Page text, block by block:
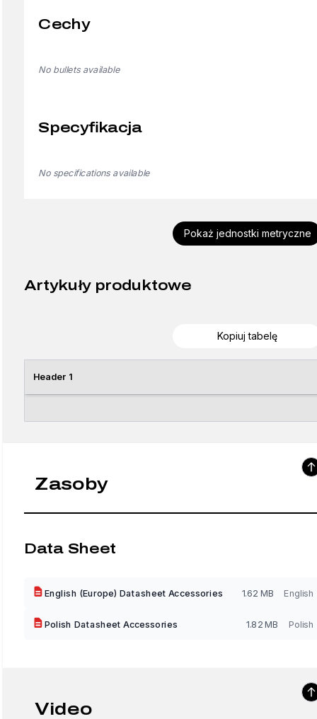
Cechy
No bullets available
Specyfikacja
No specifications available
Pokaż jednostki metryczne
Artykuły produktowe
Kopiuj tabelę
Header 1
Zasoby
Data Sheet
English (Europe) Datasheet Accessories 1.62 MB English
Polish Datasheet Accessories 1.82 MB Polish
Video